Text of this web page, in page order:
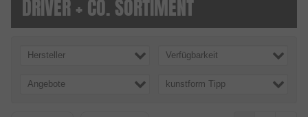
DRIVER + CO. SORTIMENT
Hersteller Verfügbarkeit
Angebote kunstform Tipp